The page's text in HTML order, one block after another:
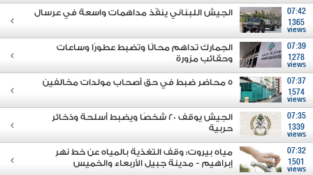
07:42
1365
views
الجيش اللبناني ينفّذ مداهمات واسعة في عرسال
07:39
1278
views
الجمارك تداهم محالًا وتضبط عطورًا وساعات
وحقائب مزورة
07:37
1574
views
5 محاضر ضبط في حق أصحاب مولدات مخالفين
07:35
1339
views
الجيش يوقف 20 شخصًا ويضبط أسلحة وذخائر
حربية
07:32
1501
views
مياه بيروت: وقف التغذية بالمياه عن خط نهر
إبراهيم - مدينة جبيل الأربعاء والخميس